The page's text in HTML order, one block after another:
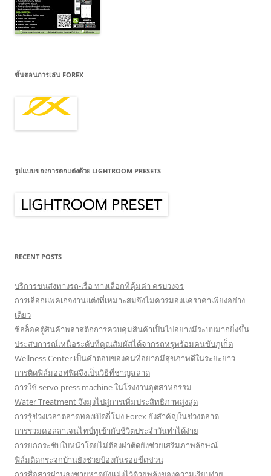
ขั้นตอนการเล่น FOREX
รูปแบบของการตกแต่งด้วย LIGHTROOM PRESETS
RECENT POSTS
บริการขนส่งทางรถ-เรือ ทางเลือกที่คุ้มค่า ครบวงจร
การเลือกแพคเกจงานแต่งที่เหมาะสมจึงไม่ควรมองแค่ราคาเพียงอย่าง
เดียว
ซีลล็อคตู้สินค้าพลาสติกการควบคุมสินค้าเป็นไปอย่างมีระบบมากยิ่งขึ้น
ประสบการณ์เหนือระดับที่คุณสัมผัสได้จากรถหรูพร้อมคนขับภูเก็ต
Wellness Center เป็นคำตอบของคนที่อยากมีสุขภาพดีในระยะยาว
การติดฟิล์มออฟฟิศจึงเป็นวิธีที่ชาญฉลาด
การใช้ servo press machine ในโรงงานอุตสาหกรรม
Water Treatment จึงมุ่งไปสู่การเพิ่มประสิทธิภาพสูงสุด
การรู้ช่วงเวลาตลาดทองเปิดกี่โมง Forex ยังสำคัญในช่วงตลาด
การรวมคอลลาเจนไทป์ทูเข้ากับชีวิตประจำวันทำได้ง่าย
การยกกระชับใบหน้าโดยไม่ต้องผ่าตัดยังช่วยเสริมภาพลักษณ์
ฟิล์มติดกระจกบ้านยังช่วยป้องกันรอยขีดข่วน